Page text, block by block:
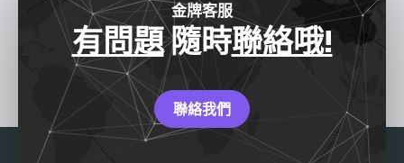
金牌客服
有問題隨時聯絡哦!
聯絡我們